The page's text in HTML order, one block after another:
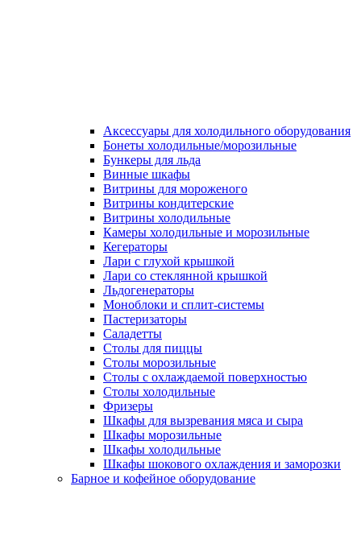
Аксессуары для холодильного оборудования
Бонеты холодильные/морозильные
Бункеры для льда
Винные шкафы
Витрины для мороженого
Витрины кондитерские
Витрины холодильные
Камеры холодильные и морозильные
Кегераторы
Лари с глухой крышкой
Лари со стеклянной крышкой
Льдогенераторы
Моноблоки и сплит-системы
Пастеризаторы
Саладетты
Столы для пиццы
Столы морозильные
Столы с охлаждаемой поверхностью
Столы холодильные
Фризеры
Шкафы для вызревания мяса и сыра
Шкафы морозильные
Шкафы холодильные
Шкафы шокового охлаждения и заморозки
Барное и кофейное оборудование